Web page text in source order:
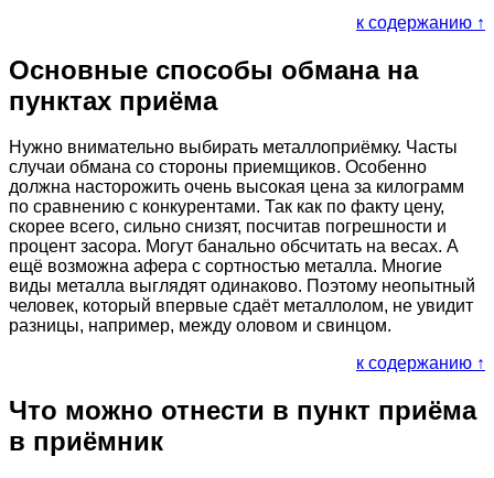
к содержанию ↑
Основные способы обмана на
пунктах приёма
Нужно внимательно выбирать металлоприёмку. Часты
случаи обмана со стороны приемщиков. Особенно
должна насторожить очень высокая цена за килограмм
по сравнению с конкурентами. Так как по факту цену,
скорее всего, сильно снизят, посчитав погрешности и
процент засора. Могут банально обсчитать на весах. А
ещё возможна афера с сортностью металла. Многие
виды металла выглядят одинаково. Поэтому неопытный
человек, который впервые сдаёт металлолом, не увидит
разницы, например, между оловом и свинцом.
к содержанию ↑
Что можно отнести в пункт приёма
в приёмник